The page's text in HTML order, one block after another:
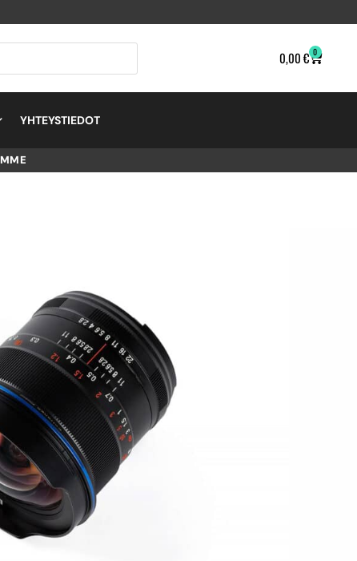
0,00€ 0
YHTEYSTIEDOT
Tehdastilaustuote! Varmista toimitusaika!
2 kpl varastossa.